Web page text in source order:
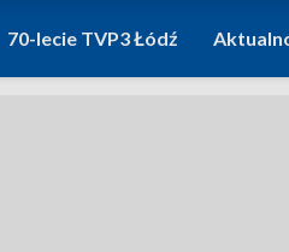
70-lecie TVP3 Łódź